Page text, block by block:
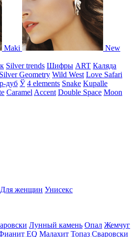
Maki
New
Silver trends Шифры ART Каляда
Silver Geometry Wild West Love Safari
дуб Ў 4 elements Snake Kupalle
Caramel Accent Double Space Moon
Для женщин Унисекс
Лунный камень Опал Жемчуг
EQ Малахит Топаз Сваровски